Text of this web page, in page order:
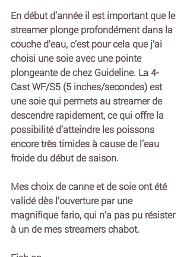
En début d’année il est important que le
streamer plonge profondément dans la
couche d’eau, c’est pour cela que j’ai
choisi une soie avec une pointe
plongeante de chez Guideline. La 4-
Cast WF/S5 (5 inches/secondes) est
une soie qui permets au streamer de
descendre rapidement, ce qui offre la
possibilité d’atteindre les poissons
encore très timides à cause de l’eau
froide du début de saison.
Mes choix de canne et de soie ont été
validé dès l’ouverture par une
magnifique fario, qui n’a pas pu résister
à un de mes streamers chabot.